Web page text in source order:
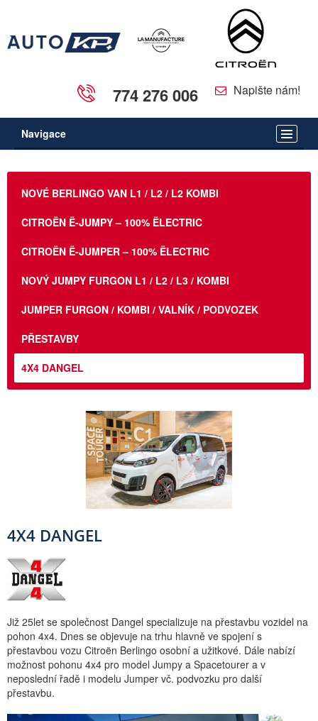
774 276 006 Napište nám!
Navigace
NOVÉ BERLINGO VAN L1 / L2 / L2 KOMBI
CITROËN Ë-JUMPY – 100% ËLECTRIC
CITROËN Ë-JUMPER – 100% ËLECTRIC
NOVÝ JUMPY FURGON L1 / L2 / L3 / KOMBI
JUMPER FURGON / KOMBI / VALNÍK / PODVOZEK
PŘESTAVBY
4X4 DANGEL
4X4 DANGEL
Již 25let se společnost Dangel specializuje na přestavbu vozidel na
pohon 4x4. Dnes se objevuje na trhu hlavně ve spojení s
přestavbou vozu Citroën Berlingo osobní a užitkové. Dále nabízí
možnost pohonu 4x4 pro model Jumpy a Spacetourer a v
neposlední řadě i modelu Jumper vč. podvozku pro další
přestavbu.